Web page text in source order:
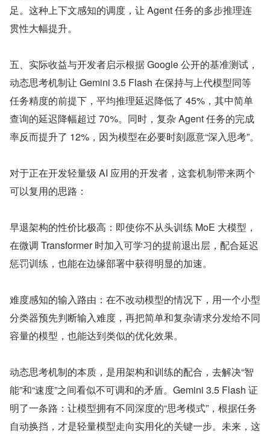
足。这种上下文感知的调度，让 Agent 任务的多步推理连
贯性大幅提升。
五、实际收益与开发者启示根据 Google 公开的基准测试，
动态思考机制让 Gemini 3.5 Flash 在保持与上代模型同等
任务精度的前提下，平均推理延迟降低了 45%，其中简单
查询的延迟降幅超过 70%。同时，复杂 Agent 任务的完成
率反而提升了 12%，因为模型在必要时刻愿意“深入思考”。
对于正在开发轻量级 AI 应用的开发者，这套机制带来两个
可以复用的思路：
早退架构的性价比极高：即使你不从头训练 MoE 大模型，
在微调 Transformer 时加入可学习的提前退出层，配合延迟
惩罚训练，也能在边缘部署中获得明显的加速。
难度感知的输入路由：在不改动模型的情况下，用一个小型
分类器预先判断输入难度，再把简单和复杂请求分发给不同
容量的模型，也能达到类似的优化效果。
动态思考机制的本质，是用架构和训练的配合，去解决“智
能”和“速度”之间看似不可调和的矛盾。Gemini 3.5 Flash 证
明了一条路：让模型拥有不同深度的“思考模式”，根据任务
自动换挡，才是轻量模型走向实用化的关键一步。未来，这